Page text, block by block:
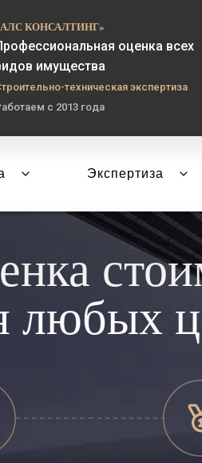
КОНСАЛТИНГ»
оценка всех
имущества
техническая экспертиза
с 2013 года
Экспертиза
любых